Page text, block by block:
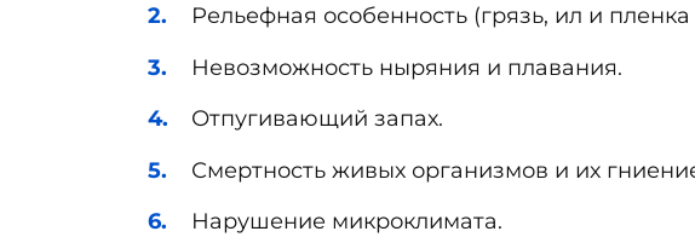
Рельефная особенность (грязь, ил и
Невозможность ныряния и плавания.
Отпугивающий запах.
Смертность живых организмов и их
Нарушение микроклимата.